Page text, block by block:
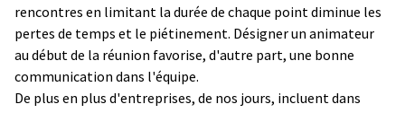
rencontres en limitant la durée de chaque point diminue les
pertes de temps et le piétinement. Désigner un animateur
au début de la réunion favorise, d'autre part, une bonne
communication dans l'équipe.
De plus en plus d'entreprises, de nos jours, incluent dans